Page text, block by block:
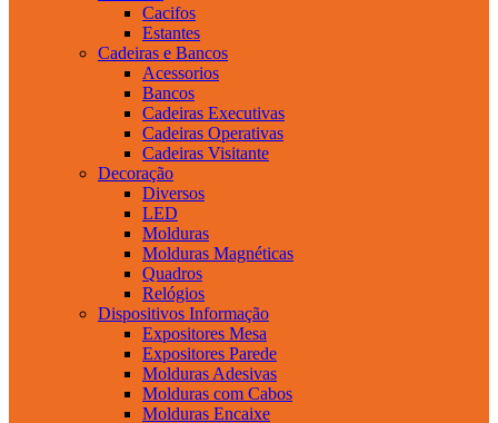
Cacifos
Estantes
Cadeiras e Bancos
Acessorios
Bancos
Cadeiras Executivas
Cadeiras Operativas
Cadeiras Visitante
Decoração
Diversos
LED
Molduras
Molduras Magnéticas
Quadros
Relógios
Dispositivos Informação
Expositores Mesa
Expositores Parede
Molduras Adesivas
Molduras com Cabos
Molduras Encaixe